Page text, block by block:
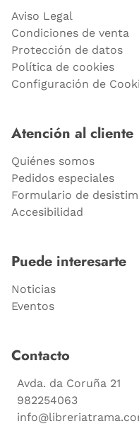
Aviso Legal
Condiciones de venta
Protección de datos
Política de cookies
Configuración de
Atención al cliente
Quiénes somos
Pedidos especiales
Formulario de
Accesibilidad
Puede interesarte
Noticias
Eventos
Contacto
Avda. da Coruña 21
982254063